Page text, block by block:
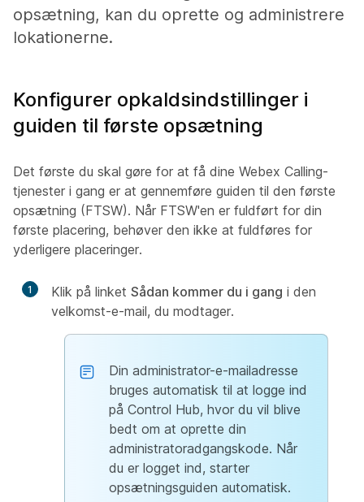
opsætning, kan du oprette og administrere
lokationerne.
Konfigurer opkaldsindstillinger i
guiden til første opsætning
Det første du skal gøre for at få dine Webex Calling-
tjenester i gang er at gennemføre guiden til den første
opsætning (FTSW). Når FTSW'en er fuldført for din
første placering, behøver den ikke at fuldføres for
yderligere placeringer.
1 Klik på linket Sådan kommer du i gang i den
velkomst-e-mail, du modtager.
Din administrator-e-mailadresse
bruges automatisk til at logge ind
på Control Hub, hvor du vil blive
bedt om at oprette din
administratoradgangskode. Når
du er logget ind, starter
opsætningsguiden automatisk.